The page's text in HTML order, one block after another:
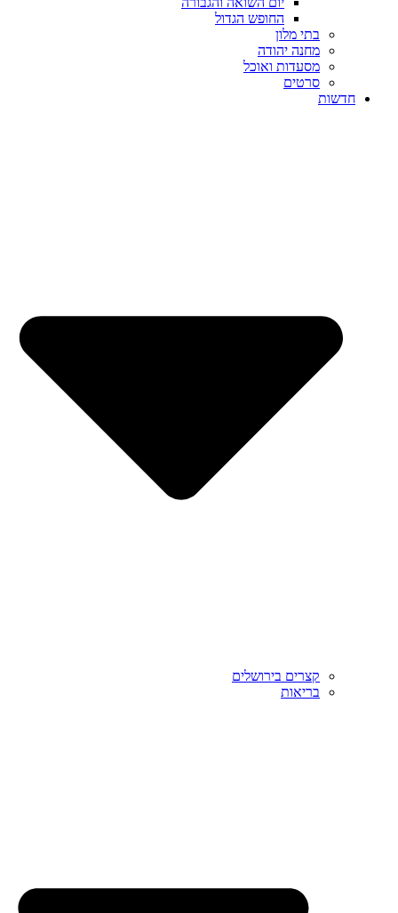
החופש הגדול
בתי מלון
מחנה יהודה
מסעדות ואוכל
סרטים
חדשות
קצרים בירושלים
בריאות